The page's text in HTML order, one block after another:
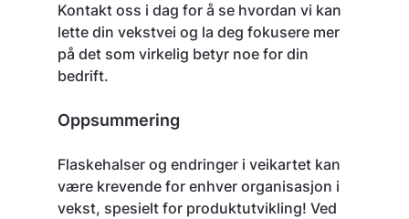
Kontakt oss i dag for å se hvordan vi kan
lette din vekstvei og la deg fokusere mer
på det som virkelig betyr noe for din
bedrift.
Oppsummering
Flaskehalser og endringer i veikartet kan
være krevende for enhver organisasjon i
vekst, spesielt for produktutvikling! Ved